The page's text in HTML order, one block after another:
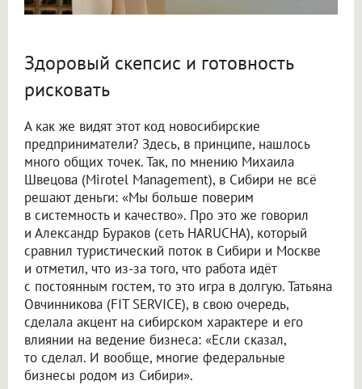
Здоровый скепсис и готовность
рисковать
А как же видят этот код новосибирские
предприниматели? Здесь, в принципе, нашлось
много общих точек. Так, по мнению Михаила
Швецова (Mirotel Management), в Сибири не всё
решают деньги: «Мы больше поверим
в системность и качество». Про это же говорил
и Александр Бураков (сеть HARUCHA), который
сравнил туристический поток в Сибири и Москве
и отметил, что из-за того, что работа идёт
с постоянным гостем, то это игра в долгую. Татьяна
Овчинникова (FIT SERVICE), в свою очередь,
сделала акцент на сибирском характере и его
влиянии на ведение бизнеса: «Если сказал,
то сделал. И вообще, многие федеральные
бизнесы родом из Сибири».